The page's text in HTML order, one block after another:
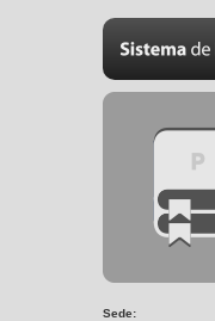
Sede: